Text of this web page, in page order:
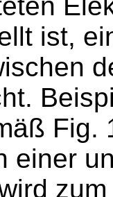
ist,
Fig.
einer